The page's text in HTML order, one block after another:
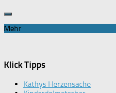
Mehr
Klick Tipps
Kathys Herzensache